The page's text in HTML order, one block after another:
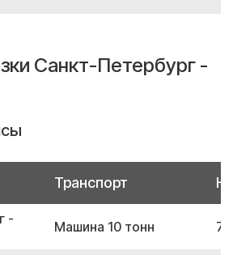
Санкт-Петербург -
Транспорт
-
Машина 10 тонн